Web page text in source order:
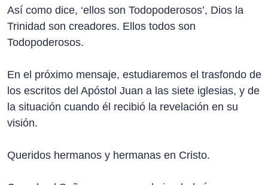
Así como dice, ‘ellos son Todopoderosos’, Dios la
Trinidad son creadores. Ellos todos son
Todopoderosos.
En el próximo mensaje, estudiaremos el trasfondo de
los escritos del Apóstol Juan a las siete iglesias, y de
la situación cuando él recibió la revelación en su
visión.
Queridos hermanos y hermanas en Cristo.